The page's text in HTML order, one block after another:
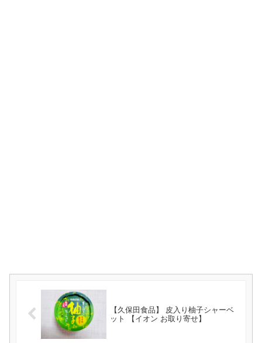
【久保田食品】 皮入り柚子シャーベ
ット 【イオン お取り寄せ】